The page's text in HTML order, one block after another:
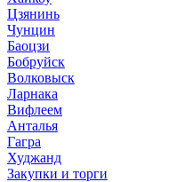
Цзянинь
Чунцин
Баоцзи
Бобруйск
Волковыск
Ларнака
Вифлеем
Анталья
Гагра
Худжанд
Закупки и торги